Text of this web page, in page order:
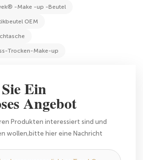
-Make -up -Beutel
OEM
Trocken-Make-up
Ein
Angebot
Produkten interessiert sind und
wollen,bitte hier eine Nachricht